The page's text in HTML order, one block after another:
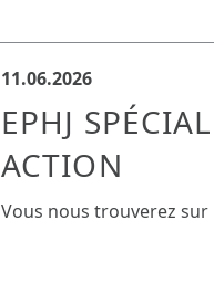
11.06.2026
EPHJ
ACTION
Vous nous trouverez sur